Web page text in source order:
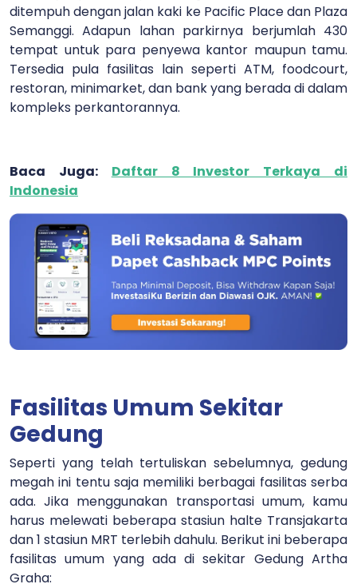
ditempuh dengan jalan kaki ke Pacific Place dan Plaza
Semanggi. Adapun lahan parkirnya berjumlah 430
tempat untuk para penyewa kantor maupun tamu.
Tersedia pula fasilitas lain seperti ATM, foodcourt,
restoran, minimarket, dan bank yang berada di dalam
kompleks perkantorannya.
Baca Juga: Daftar 8 Investor Terkaya di
Indonesia
Fasilitas Umum Sekitar
Gedung
Seperti yang telah tertuliskan sebelumnya, gedung
megah ini tentu saja memiliki berbagai fasilitas serba
ada. Jika menggunakan transportasi umum, kamu
harus melewati beberapa stasiun halte Transjakarta
dan 1 stasiun MRT terlebih dahulu. Berikut ini beberapa
fasilitas umum yang ada di sekitar Gedung Artha
Graha: